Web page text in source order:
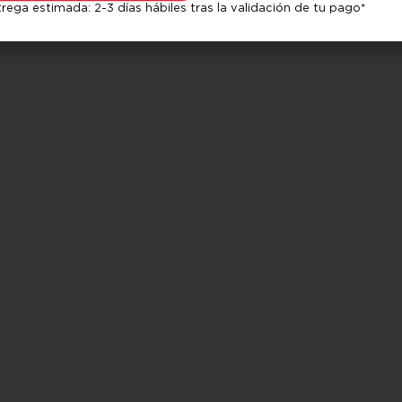
estimada: 2-3 días hábiles tras la validación de tu pago*